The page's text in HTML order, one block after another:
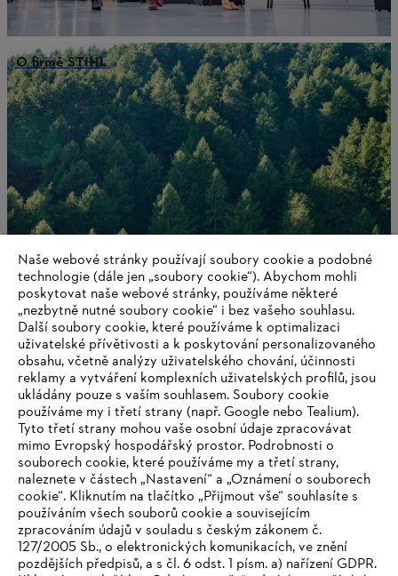
O firmě STIHL
Udržitelnost
Informace pro dodavatele
Produkty
Kontakt
Kariéra
Systém pro oznamovatele
Naše webové stránky používají soubory cookie a podobné
technologie (dále jen „soubory cookie“). Abychom mohli
poskytovat naše webové stránky, používáme některé
„nezbytně nutné soubory cookie“ i bez vašeho souhlasu.
Další soubory cookie, které používáme k optimalizaci
uživatelské přívětivosti a k poskytování personalizovaného
obsahu, včetně analýzy uživatelského chování, účinnosti
reklamy a vytváření komplexních uživatelských profilů, jsou
ukládány pouze s vaším souhlasem. Soubory cookie
používáme my i třetí strany (např. Google nebo Tealium).
Tyto třetí strany mohou vaše osobní údaje zpracovávat
mimo Evropský hospodářský prostor. Podrobnosti o
souborech cookie, které používáme my a třetí strany,
naleznete v částech „Nastavení“ a „Oznámení o souborech
cookie“. Kliknutím na tlačítko „Přijmout vše“ souhlasíte s
používáním všech souborů cookie a souvisejícím
zpracováním údajů v souladu s českým zákonem č.
127/2005 Sb., o elektronických komunikacích, ve znění
pozdějších předpisů, a s čl. 6 odst. 1 písm. a) nařízení GDPR.